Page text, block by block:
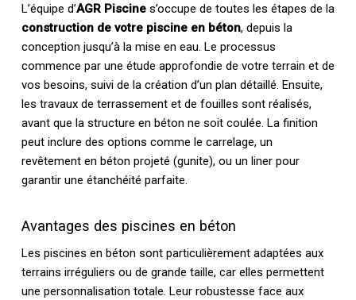
L’équipe d’AGR Piscines’occupe de toutes les étapes de la
construction de votre piscine en béton, depuis la
conception jusqu’à la mise en eau. Le processus
commence par une étude approfondie de votre terrain et de
vos besoins, suivi de la création d’un plan détaillé. Ensuite,
les travaux de terrassement et de fouilles sont réalisés,
avant que la structure en béton ne soit coulée. La finition
peut inclure des options comme le carrelage, un
revêtement en béton projeté (gunite), ou un liner pour
garantir une étanchéité parfaite.
Avantages des piscines en béton
Les piscines en béton sont particulièrement adaptées aux
terrains irréguliers ou de grande taille, car elles permettent
une personnalisation totale. Leur robustesse face aux